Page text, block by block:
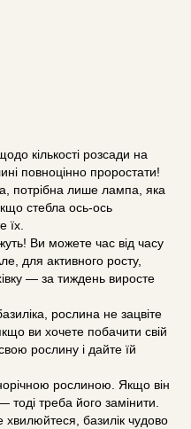
кількості розсади на
повноцінно проростати!
потрібна лише лампа, яка
стебла ось-ось
їх.
Ви можете час від часу
для активного росту,
— за тиждень виросте
рослина не зацвіте
ви хочете побачити свій
свою рослину і дайте їй
рослиною. Якщо він
треба його замінити.
базилік чудово